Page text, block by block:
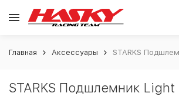
Главная Аксессуары STARKS
STARKS Подшлемник Light